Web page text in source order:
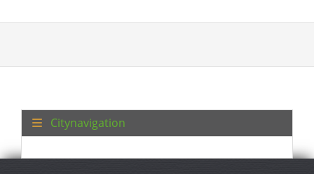
Datenschutz Impressum Sitemap
© 2026 Turkey Regional. Alle Rechte vorbehalten.